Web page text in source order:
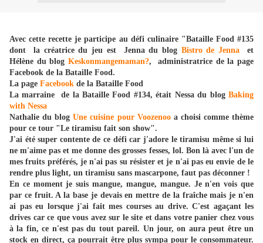
Avec cette recette je participe au défi culinaire "Bataille Food #135
dont la créatrice du jeu est Jenna du blog Bistro de Jennaet
Hélène du blog Keskonmangemaman?, administratrice de la page
Facebook de la Bataille Food.
La page Facebook de la Bataille Food
La marraine de la Bataille Food #134, était Nessa du blog Baking
with Nessa
Nathalie du blogUne cuisine pour Voozenooa choisi comme thème
pour ce tour "Le tiramisu fait son show".
J'ai été super contente de ce défi car j'adore le tiramisu même si lui
ne m'aime pas et me donne des grosses fesses, lol. Bon là avec l'un de
mes fruits préférés, je n'ai pas su résister et je n'ai pas eu envie de le
rendre plus light, un tiramisu sans mascarpone, faut pas déconner !
En ce moment je suis mangue, mangue, mangue. Je n'en vois que
par ce fruit. A la base je devais en mettre de la fraîche mais je n'en
ai pas eu lorsque j'ai fait mes courses au drive. C'est agaçant les
drives car ce que vous avez sur le site et dans votre panier chez vous
à la fin, ce n'est pas du tout pareil. Un jour, on aura peut être un
stock en direct, ça pourrait être plus sympa pour le consommateur.